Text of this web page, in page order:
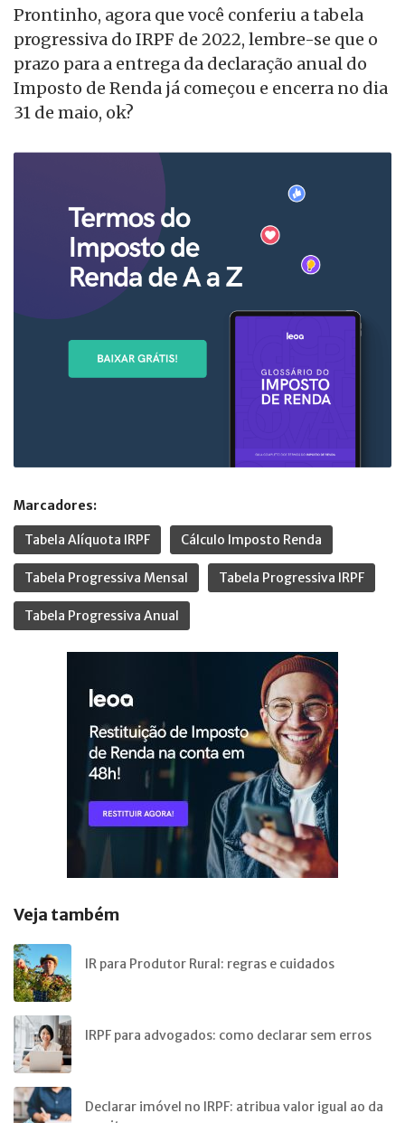
Prontinho, agora que você conferiu a tabela
progressiva do IRPF de 2022, lembre-se que o
prazo para a entrega da declaração anual do
Imposto de Renda já começou e encerra no dia
31 de maio, ok?
Marcadores:
Tabela Alíquota IRPF Cálculo Imposto Renda
Tabela Progressiva Mensal Tabela Progressiva IRPF
Tabela Progressiva Anual
Veja também
IR para Produtor Rural: regras e cuidados
IRPF para advogados: como declarar sem erros
Declarar imóvel no IRPF: atribua valor igual ao da